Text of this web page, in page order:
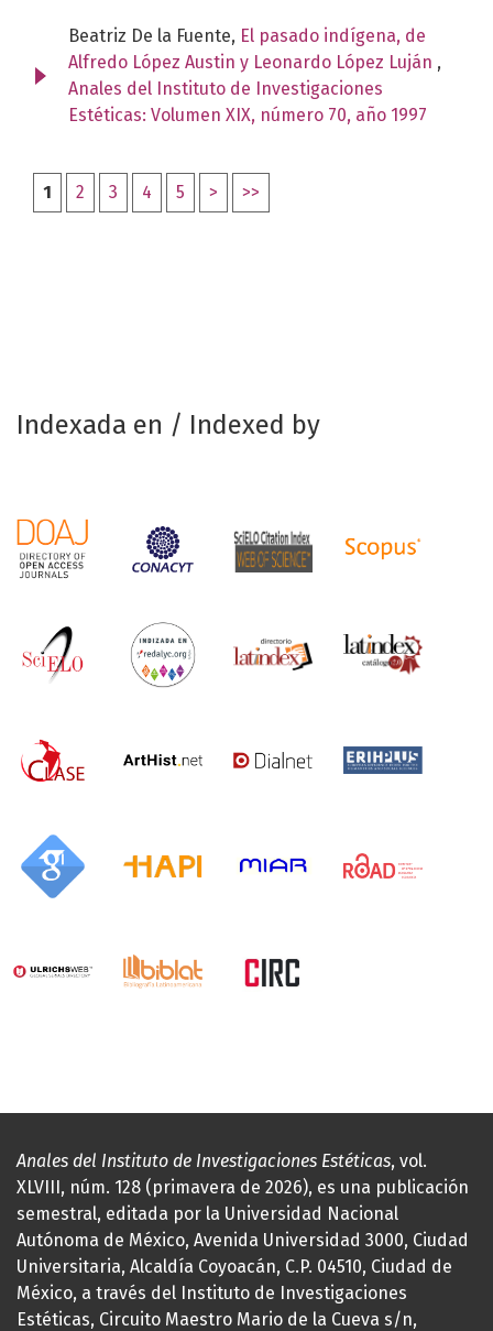
Beatriz De la Fuente, El pasado indígena, de
Alfredo López Austin y Leonardo López Luján ,
Anales del Instituto de Investigaciones
Estéticas: Volumen XIX, número 70, año 1997
1 2 3 4 5 > >>
Indexada en / Indexed by
Anales del Instituto de Investigaciones Estéticas, vol.
XLVIII, núm. 128 (primavera de 2026), es una publicación
semestral, editada por la Universidad Nacional
Autónoma de México, Avenida Universidad 3000, Ciudad
Universitaria, Alcaldía Coyoacán, C.P. 04510, Ciudad de
México, a través del Instituto de Investigaciones
Estéticas, Circuito Maestro Mario de la Cueva s/n,